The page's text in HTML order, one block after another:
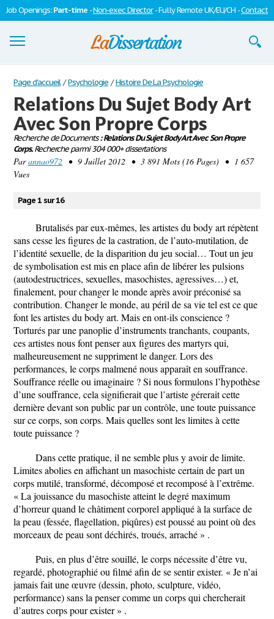
Job Openings:Part-time -Non-exec Director- Fully Remote UK/EU/CH -Contact
Dissertations
S'inscrire
Se connecter
Contactez-nous
Page d'accueil / Psychologie / Histoire De La Psychologie
Relations Du Sujet Body Art
Avec Son Propre Corps
Recherche de Documents: Relations Du Sujet Body Art Avec Son Propre
Corps.Recherche parmi 304 000+ dissertations
Parannao972 • 9 Juillet 2012 • 3 891 Mots (16 Pages) • 1 657
Vues
Page 1 sur 16
Brutalisés par eux-mêmes, les artistes du body art répètent
sans cesse les figures de la castration, de l’auto-mutilation, de
l’identité sexuelle, de la disparition du jeu social… Tout un jeu
de symbolisation est mis en place afin de libérer les pulsions
(autodestructrices, sexuelles, masochistes, agressives…) et,
finalement, pour changer le monde après avoir préconisé sa
contribution. Changer le monde, au péril de sa vie tel est ce que
font les artistes du body art. Mais en ont-ils conscience ?
Torturés par une panoplie d’instruments tranchants, coupants,
ces artistes nous font penser aux figures des martyrs qui,
malheureusement ne suppriment le danger. Lors des
performances, le corps malmené nous apparaît en souffrance.
Souffrance réelle ou imaginaire ? Si nous formulons l’hypothèse
d’une souffrance, cela signifierait que l’artiste gérerait cette
dernière devant son public par un contrôle, une toute puissance
sur ce corps, son corps. Mais quelles sont les limites à cette
toute puissance ?
Dans cette pratique, il ne semble plus y avoir de limite.
Limites abolies en affichant un masochiste certain de part un
corps mutilé, transformé, décomposé et recomposé à l’extrême.
« La jouissance du masochiste atteint le degré maximum
d’horreur quand le châtiment corporel appliqué à la surface de
la peau (fessée, flagellation, piqûres) est poussé au point où des
morceaux de peau sont déchirés, troués, arraché » .
Puis, en plus d’être souillé, le corps nécessite d’être vu,
regardé, photographié ou filmé afin de se sentir exister. « Je n’ai
jamais fait une œuvre (dessin, photo, sculpture, vidéo,
performance) sans la penser comme un corps qui chercherait
d’autres corps pour exister » .